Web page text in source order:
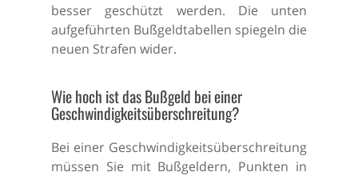
besser geschützt werden. Die unten
aufgeführten Bußgeldtabellen spiegeln die
neuen Strafen wider.
Wie hoch ist das Bußgeld bei einer
Geschwindigkeitsüberschreitung?
Bei einer Geschwindigkeitsüberschreitung
müssen Sie mit Bußgeldern, Punkten in